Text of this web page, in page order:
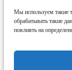
Мы используем такие
обрабатывать такие
повлиять на